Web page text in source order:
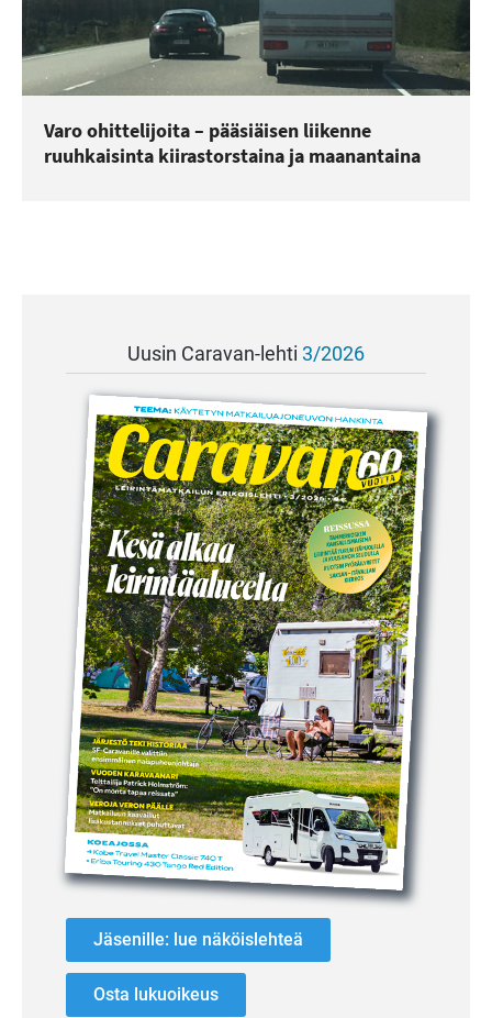
Varo ohittelijoita – pääsiäisen liikenne
ruuhkaisinta kiirastorstaina ja maanantaina
Uusin Caravan-lehti 3/2026
Jäsenille: lue näköislehteä
Osta lukuoikeus